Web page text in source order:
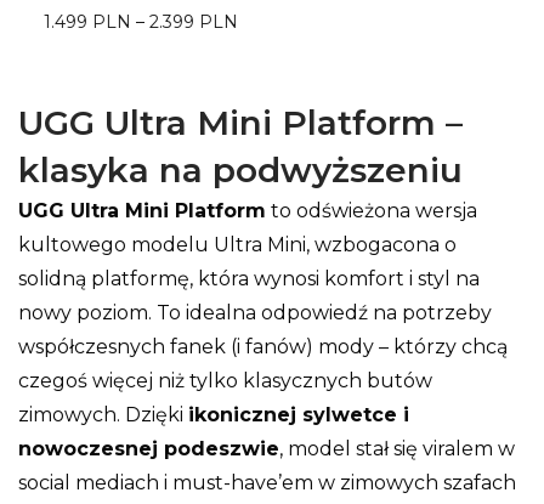
1.499 PLN – 2.399 PLN
UGG Ultra Mini Platform –
klasyka na podwyższeniu
UGG Ultra Mini Platform to odświeżona wersja
kultowego modelu Ultra Mini, wzbogacona o
solidną platformę, która wynosi komfort i styl na
nowy poziom. To idealna odpowiedź na potrzeby
współczesnych fanek (i fanów) mody – którzy chcą
czegoś więcej niż tylko klasycznych butów
zimowych. Dzięki ikonicznej sylwetce i
nowoczesnej podeszwie, model stał się viralem w
social mediach i must-have’em w zimowych szafach